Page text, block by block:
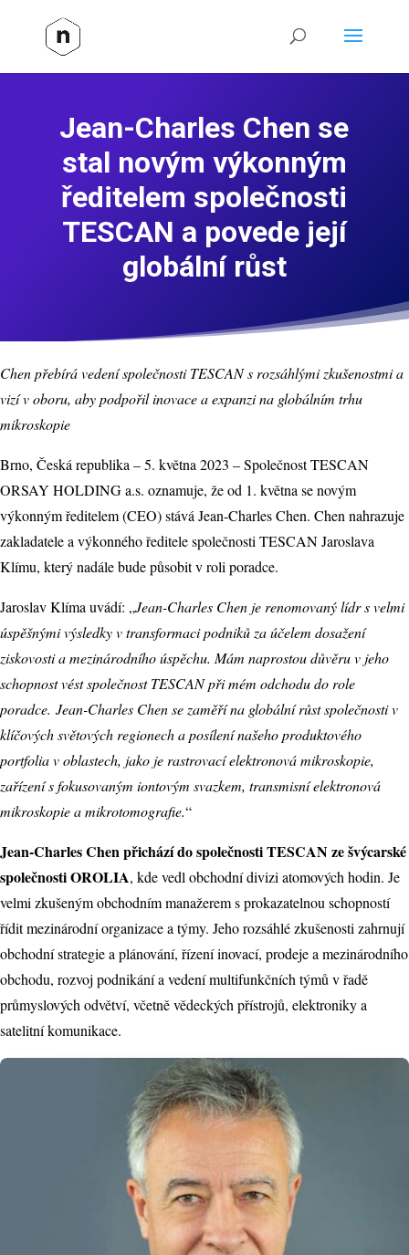
Jean-Charles Chen se
stal novým výkonným
ředitelem společnosti
TESCAN a povede její
globální růst
Chen přebírá vedení společnosti TESCAN s rozsáhlými zkušenostmi a
vizí v oboru, aby podpořil inovace a expanzi na globálním trhu
mikroskopie
Brno, Česká republika – 5. května 2023 – Společnost TESCAN
ORSAY HOLDING a.s. oznamuje, že od 1. května se novým
výkonným ředitelem (CEO) stává Jean-Charles Chen. Chen nahrazuje
zakladatele a výkonného ředitele společnosti TESCAN Jaroslava
Klímu, který nadále bude působit v roli poradce.
Jaroslav Klíma uvádí: „Jean-Charles Chen je renomovaný lídr s velmi
úspěšnými výsledky v transformaci podniků za účelem dosažení
ziskovosti a mezinárodního úspěchu. Mám naprostou důvěru v jeho
schopnost vést společnost TESCAN při mém odchodu do role
poradce. Jean-Charles Chen se zaměří na globální růst společnosti v
klíčových světových regionech a posílení našeho produktového
portfolia v oblastech, jako je rastrovací elektronová mikroskopie,
zařízení s fokusovaným iontovým svazkem, transmisní elektronová
mikroskopie a mikrotomografie.“
Jean-Charles Chen přichází do společnosti TESCAN ze švýcarské
společnosti OROLIA, kde vedl obchodní divizi atomových hodin. Je
velmi zkušeným obchodním manažerem s prokazatelnou schopností
řídit mezinárodní organizace a týmy. Jeho rozsáhlé zkušenosti zahrnují
obchodní strategie a plánování, řízení inovací, prodeje a mezinárodního
obchodu, rozvoj podnikání a vedení multifunkčních týmů v řadě
průmyslových odvětví, včetně vědeckých přístrojů, elektroniky a
satelitní komunikace.